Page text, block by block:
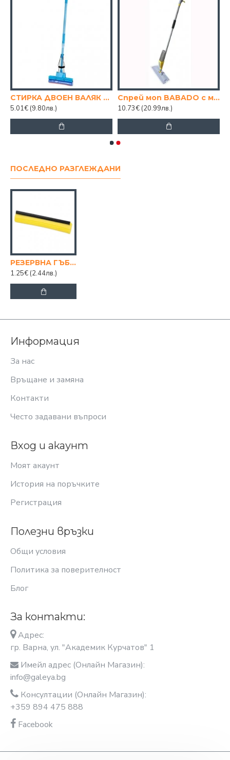
СТИРКА ДВОЕН ВАЛЯК С ДУНАПРЕН
5.01€ (9.80лв.)
Спрей моп BABADO с микрофибър 120cm. Диспенсър: 400ml.
10.73€ (20.99лв.)
ПОСЛЕДНО РАЗГЛЕЖДАНИ
РЕЗЕРВНА ГЪБА ЗА МОП УНИВЕРСАЛ
1.25€ (2.44лв.)
Информация
За нас
Връщане и замяна
Контакти
Често задавани въпроси
Вход и акаунт
Моят акаунт
История на поръчките
Регистрация
Полезни връзки
Общи условия
Политика за поверителност
Блог
За контакти:
Адрес:
гр. Варна, ул. "Академик Курчатов" 1
Имейл адрес (Онлайн Магазин):
info@galeya.bg
Консултации (Онлайн Магазин):
+359 894 475 888
Facebook